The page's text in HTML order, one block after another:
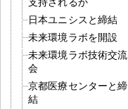
日本ユニシスと締結
未来環境ラボを開設
未来環境ラボ技術交流
会
京都医療センターと締
結